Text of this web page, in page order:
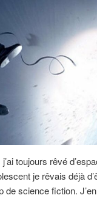
j’ai toujours rêvé
je rêvais déjà
science fiction.